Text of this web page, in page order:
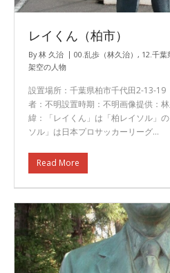
レイくん（柏市）
By林 久治 00.乱歩（林久治） , 12.千葉
架空の人物
設置場所：千葉県柏市千代田2-13-
者：不明設置時期：不明画像提供：
緯：「レイくん」は「柏レイソル」
ソル」は日本プロサッカーリーグ…
Read More